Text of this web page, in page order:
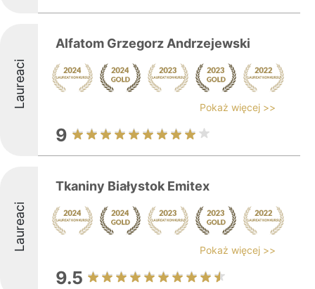
Laureaci
Alfatom Grzegorz Andrzejewski
Pokaż więcej >>
9
Laureaci
Tkaniny Białystok Emitex
Pokaż więcej >>
9.5